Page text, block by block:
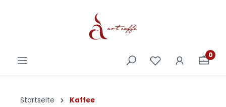
0
Startseite Kaffee